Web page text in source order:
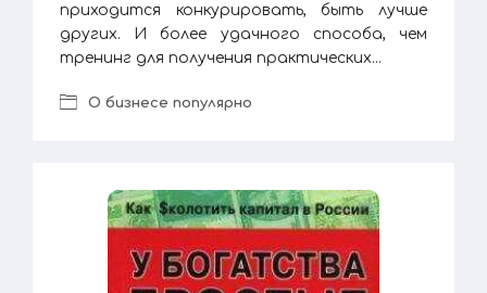
приходится конкурировать, быть лучше
других. И более удачного способа, чем
тренинг для получения практических...
О бизнесе популярно